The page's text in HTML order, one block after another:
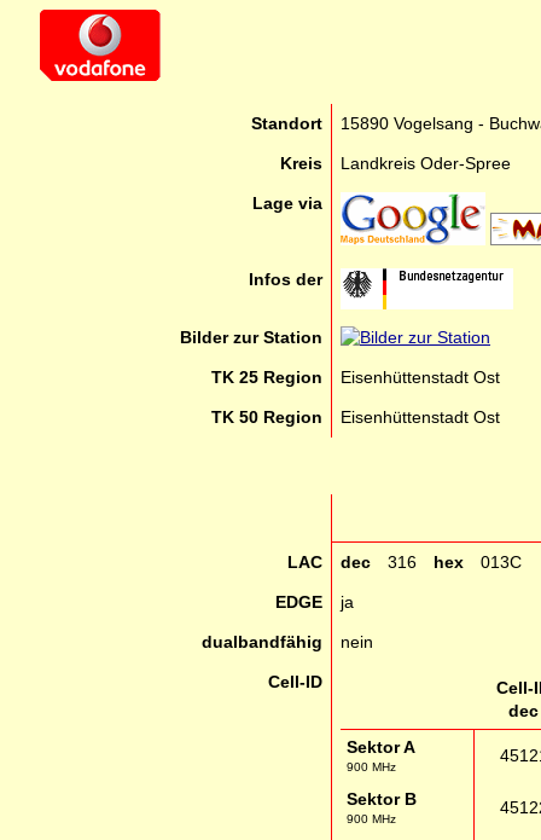
Standort 15890 Vogelsang -
Kreis Landkreis Oder-Spree
Lage via
Infos der
Bilder zur Station
TK 25 Region Eisenhüttenstadt Ost
TK 50 Region Eisenhüttenstadt Ost
LAC dec 316 hex 013C
EDGE ja
dualbandfähig nein
Cell-ID
Cell-
dec
Sektor A
900 MHz
Sektor B
900 MHz